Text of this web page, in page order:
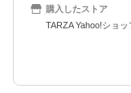
購入したストア
TARZA Yahoo!ショッ